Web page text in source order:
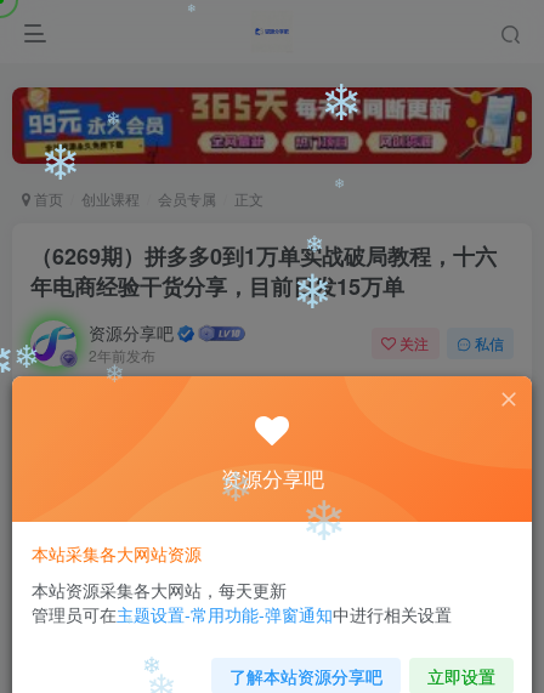
首页 创业课程 会员专属 正文
（6269期）拼多多0到1万单实战破局教程，十六
年电商经验干货分享，目前日发15万单
资源分享吧
2年前发布
关注 私信
此内容为付费阅读，请付费后查看
会员专属资源
黄金会员免费
您暂无购买权限，请先开通会员
开通会员
资源分享吧
本站采集各大网站资源
本站资源采集各大网站，每天更新
管理员可在主题设置-常用功能-弹窗通知中进行相关设置
了解本站资源分享吧 立即设置
❄
❄
❄
❄